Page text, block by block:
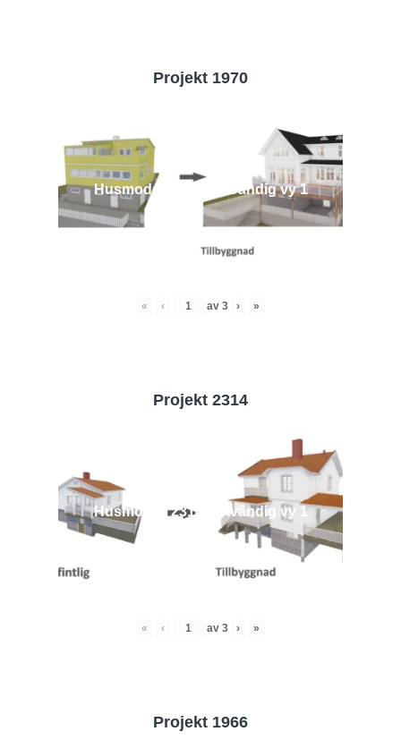
Projekt 1970
Husmodell 1970 - Utvändig vy 1
« ‹ av 3 › »
Projekt 2314
Husmodell 2314 - Utvändig vy 1
« ‹ av 3 › »
Projekt 1966